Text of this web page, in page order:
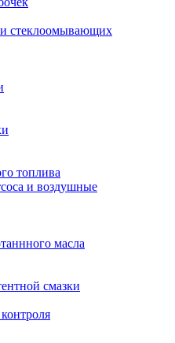
и стеклоомывающих
топлива
и воздушные
масла
смазки